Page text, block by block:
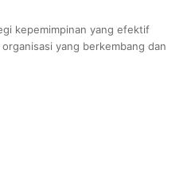
kepemimpinan yang efektif
yang berkembang dan